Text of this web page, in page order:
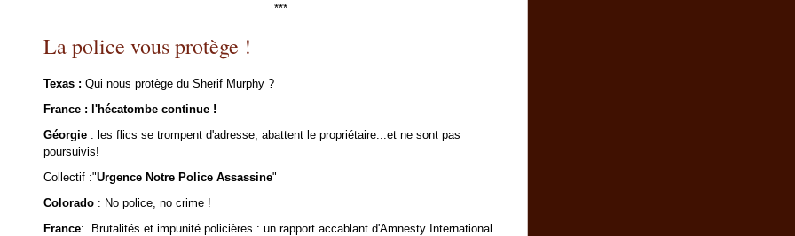
***
La police vous protège !
Texas : Qui nous protège du Sherif Murphy ?
France : l'hécatombe continue !
Géorgie : les flics se trompent d'adresse, abattent le propriétaire...et ne sont pas
poursuivis!
Collectif :"Urgence Notre Police Assassine"
Colorado : No police, no crime !
France: Brutalités et impunité policières : un rapport accablant d'Amnesty International